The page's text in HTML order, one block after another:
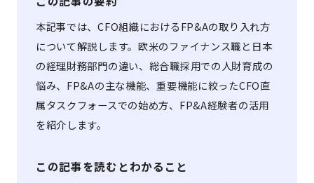
本記事では、CFO組織におけるFP&Aの取り入れ方
について解説します。欧米のファイナンス職と日本
の経理財務部門の違い、総合職採用での人財育成の
悩み、FP&Aの主な機能、重要機能に絞ったCFO直
属タスクフォースでの始め方、FP&A経験者の活用
を紹介します。
この記事を読むとわかること